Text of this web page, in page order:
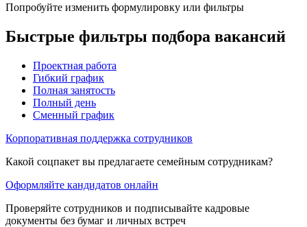
Попробуйте изменить формулировку или фильтры
Быстрые фильтры подбора вакансий
Проектная работа
Гибкий график
Полная занятость
Полный день
Сменный график
Корпоративная поддержка сотрудников
Какой соцпакет вы предлагаете семейным сотрудникам?
Оформляйте кандидатов онлайн
Проверяйте сотрудников и подписывайте кадровые
документы без бумаг и личных встреч